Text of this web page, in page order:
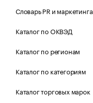
Словарь PR и маркетинга
Каталог по ОКВЭД
Каталог по регионам
Каталог по категориям
Каталог торговых марок